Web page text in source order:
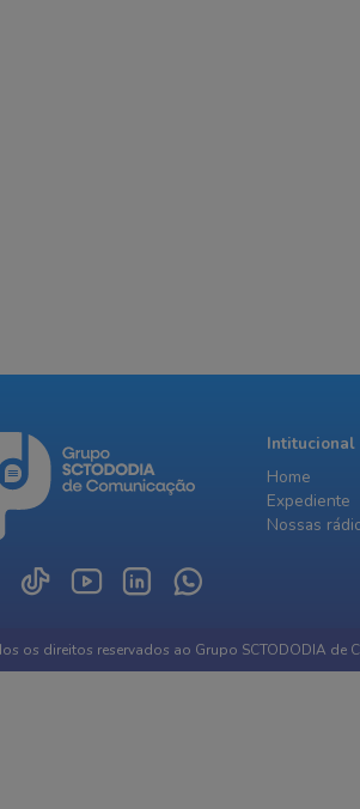
Intitucional
Home
Expediente
Nossas
os direitos reservados ao Grupo SCTODODIA de